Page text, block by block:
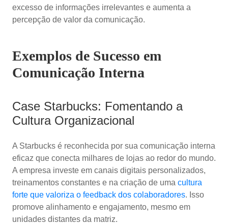
excesso de informações irrelevantes e aumenta a
percepção de valor da comunicação.
Exemplos de Sucesso em
Comunicação Interna
Case Starbucks: Fomentando a
Cultura Organizacional
A Starbucks é reconhecida por sua comunicação interna
eficaz que conecta milhares de lojas ao redor do mundo.
A empresa investe em canais digitais personalizados,
treinamentos constantes e na criação de uma cultura
forte que valoriza o feedback dos colaboradores. Isso
promove alinhamento e engajamento, mesmo em
unidades distantes da matriz.